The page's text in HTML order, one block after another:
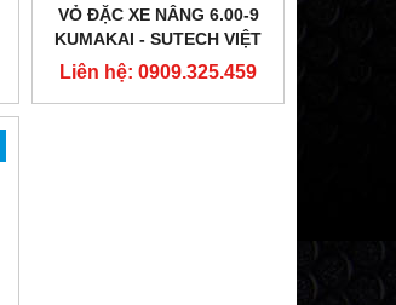
VỎ ĐẶC XE NÂNG 6.00-9
KUMAKAI - SUTECH VIỆT
NAM
Liên hệ: 0909.325.459